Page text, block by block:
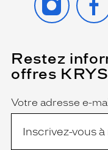
Restez
offres KRYS
Name
Votre adresse e-
(Ce
champ
est
obligatoire)